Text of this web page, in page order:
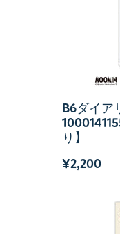
B6ダイア
り】
¥2,200